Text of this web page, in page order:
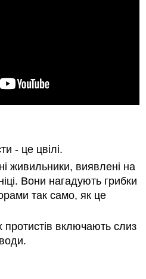
- це цвілі.
живильники, виявлені на
Вони нагадують грибки
так само, як це
включають слиз